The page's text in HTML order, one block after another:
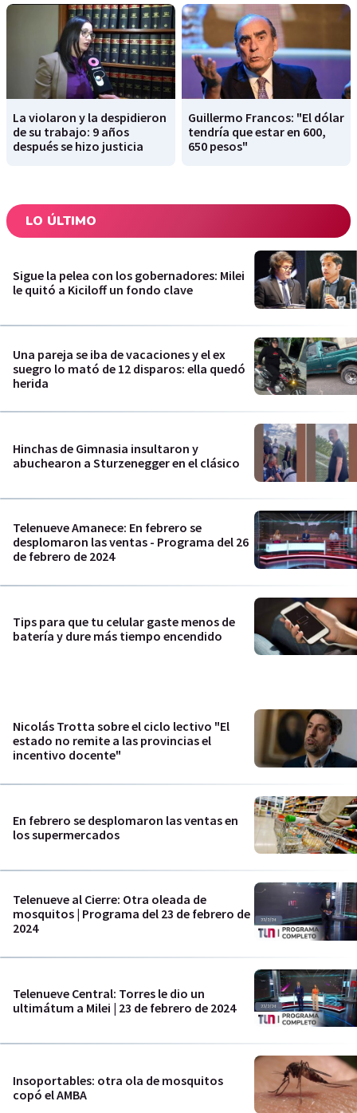
La violaron y la despidieron
de su trabajo: 9 años
después se hizo justicia
Guillermo Francos: "El dólar
tendría que estar en 600,
650 pesos"
LO ÚLTIMO
Sigue la pelea con los gobernadores: Milei
le quitó a Kiciloff un fondo clave
Una pareja se iba de vacaciones y el ex
suegro lo mató de 12 disparos: ella quedó
herida
Hinchas de Gimnasia insultaron y
abuchearon a Sturzenegger en el clásico
Telenueve Amanece: En febrero se
desplomaron las ventas - Programa del 26
de febrero de 2024
Tips para que tu celular gaste menos de
batería y dure más tiempo encendido
Nicolás Trotta sobre el ciclo lectivo "El
estado no remite a las provincias el
incentivo docente"
En febrero se desplomaron las ventas en
los supermercados
Telenueve al Cierre: Otra oleada de
mosquitos | Programa del 23 de febrero de
2024
Telenueve Central: Torres le dio un
ultimátum a Milei | 23 de febrero de 2024
Insoportables: otra ola de mosquitos
copó el AMBA